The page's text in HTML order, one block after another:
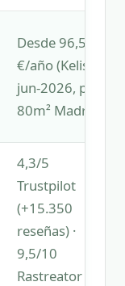
Desde 96,54
€/año (Kelisto,
jun-2026, piso
80m² Madrid)
4,3/5
Trustpilot
(+15.350
reseñas) ·
9,5/10
Rastreator